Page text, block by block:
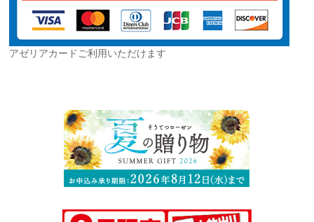
アゼリアカードご利用いただけます